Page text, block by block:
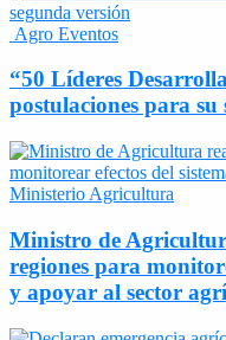
Agro Eventos
“50 Líderes
postulaciones para su
Ministerio Agricultura
Ministro de
regiones para
y apoyar al sector